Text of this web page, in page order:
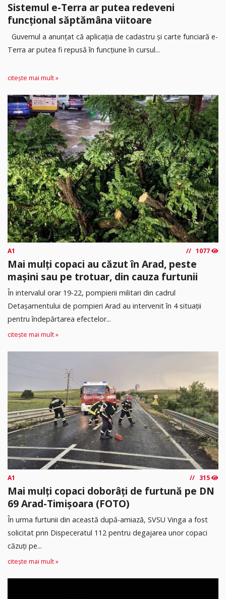
Sistemul e-Terra ar putea redeveni
funcțional săptămâna viitoare
Guvernul a anunțat că aplicația de cadastru și carte funciară e-
Terra ar putea fi repusă în funcțiune în cursul...
citește mai mult »
A1 1077
Mai mulți copaci au căzut în Arad, peste
mașini sau pe trotuar, din cauza furtunii
În intervalul orar 19-22, pompierii militari din cadrul
Detașamentului de pompieri Arad au intervenit în 4 situații
pentru îndepărtarea efectelor...
citește mai mult »
A1 315
Mai mulți copaci doborâți de furtună pe DN
69 Arad-Timișoara (FOTO)
În urma furtunii din această după-amiază, SVSU Vinga a fost
solicitat prin Dispeceratul 112 pentru degajarea unor copaci
căzuți pe...
citește mai mult »